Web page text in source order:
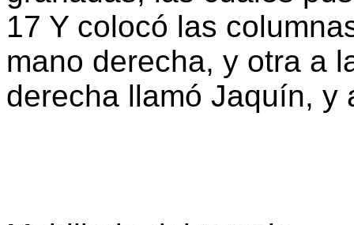
17 Y colocó las
mano derecha, y otra a
derecha llamó Jaquín, y